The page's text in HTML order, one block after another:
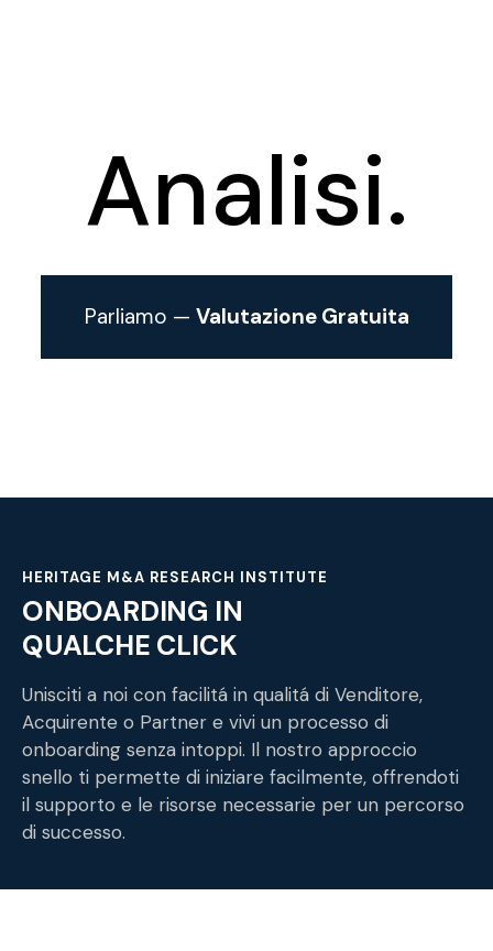
Analisi.
Parliamo — Valutazione Gratuita
HERITAGE M&A RESEARCH INSTITUTE
ONBOARDING IN
QUALCHE CLICK
Unisciti a noi con facilitá in qualitá di Venditore,
Acquirente o Partner e vivi un processo di
onboarding senza intoppi. Il nostro approccio
snello ti permette di iniziare facilmente, offrendoti
il supporto e le risorse necessarie per un percorso
di successo.